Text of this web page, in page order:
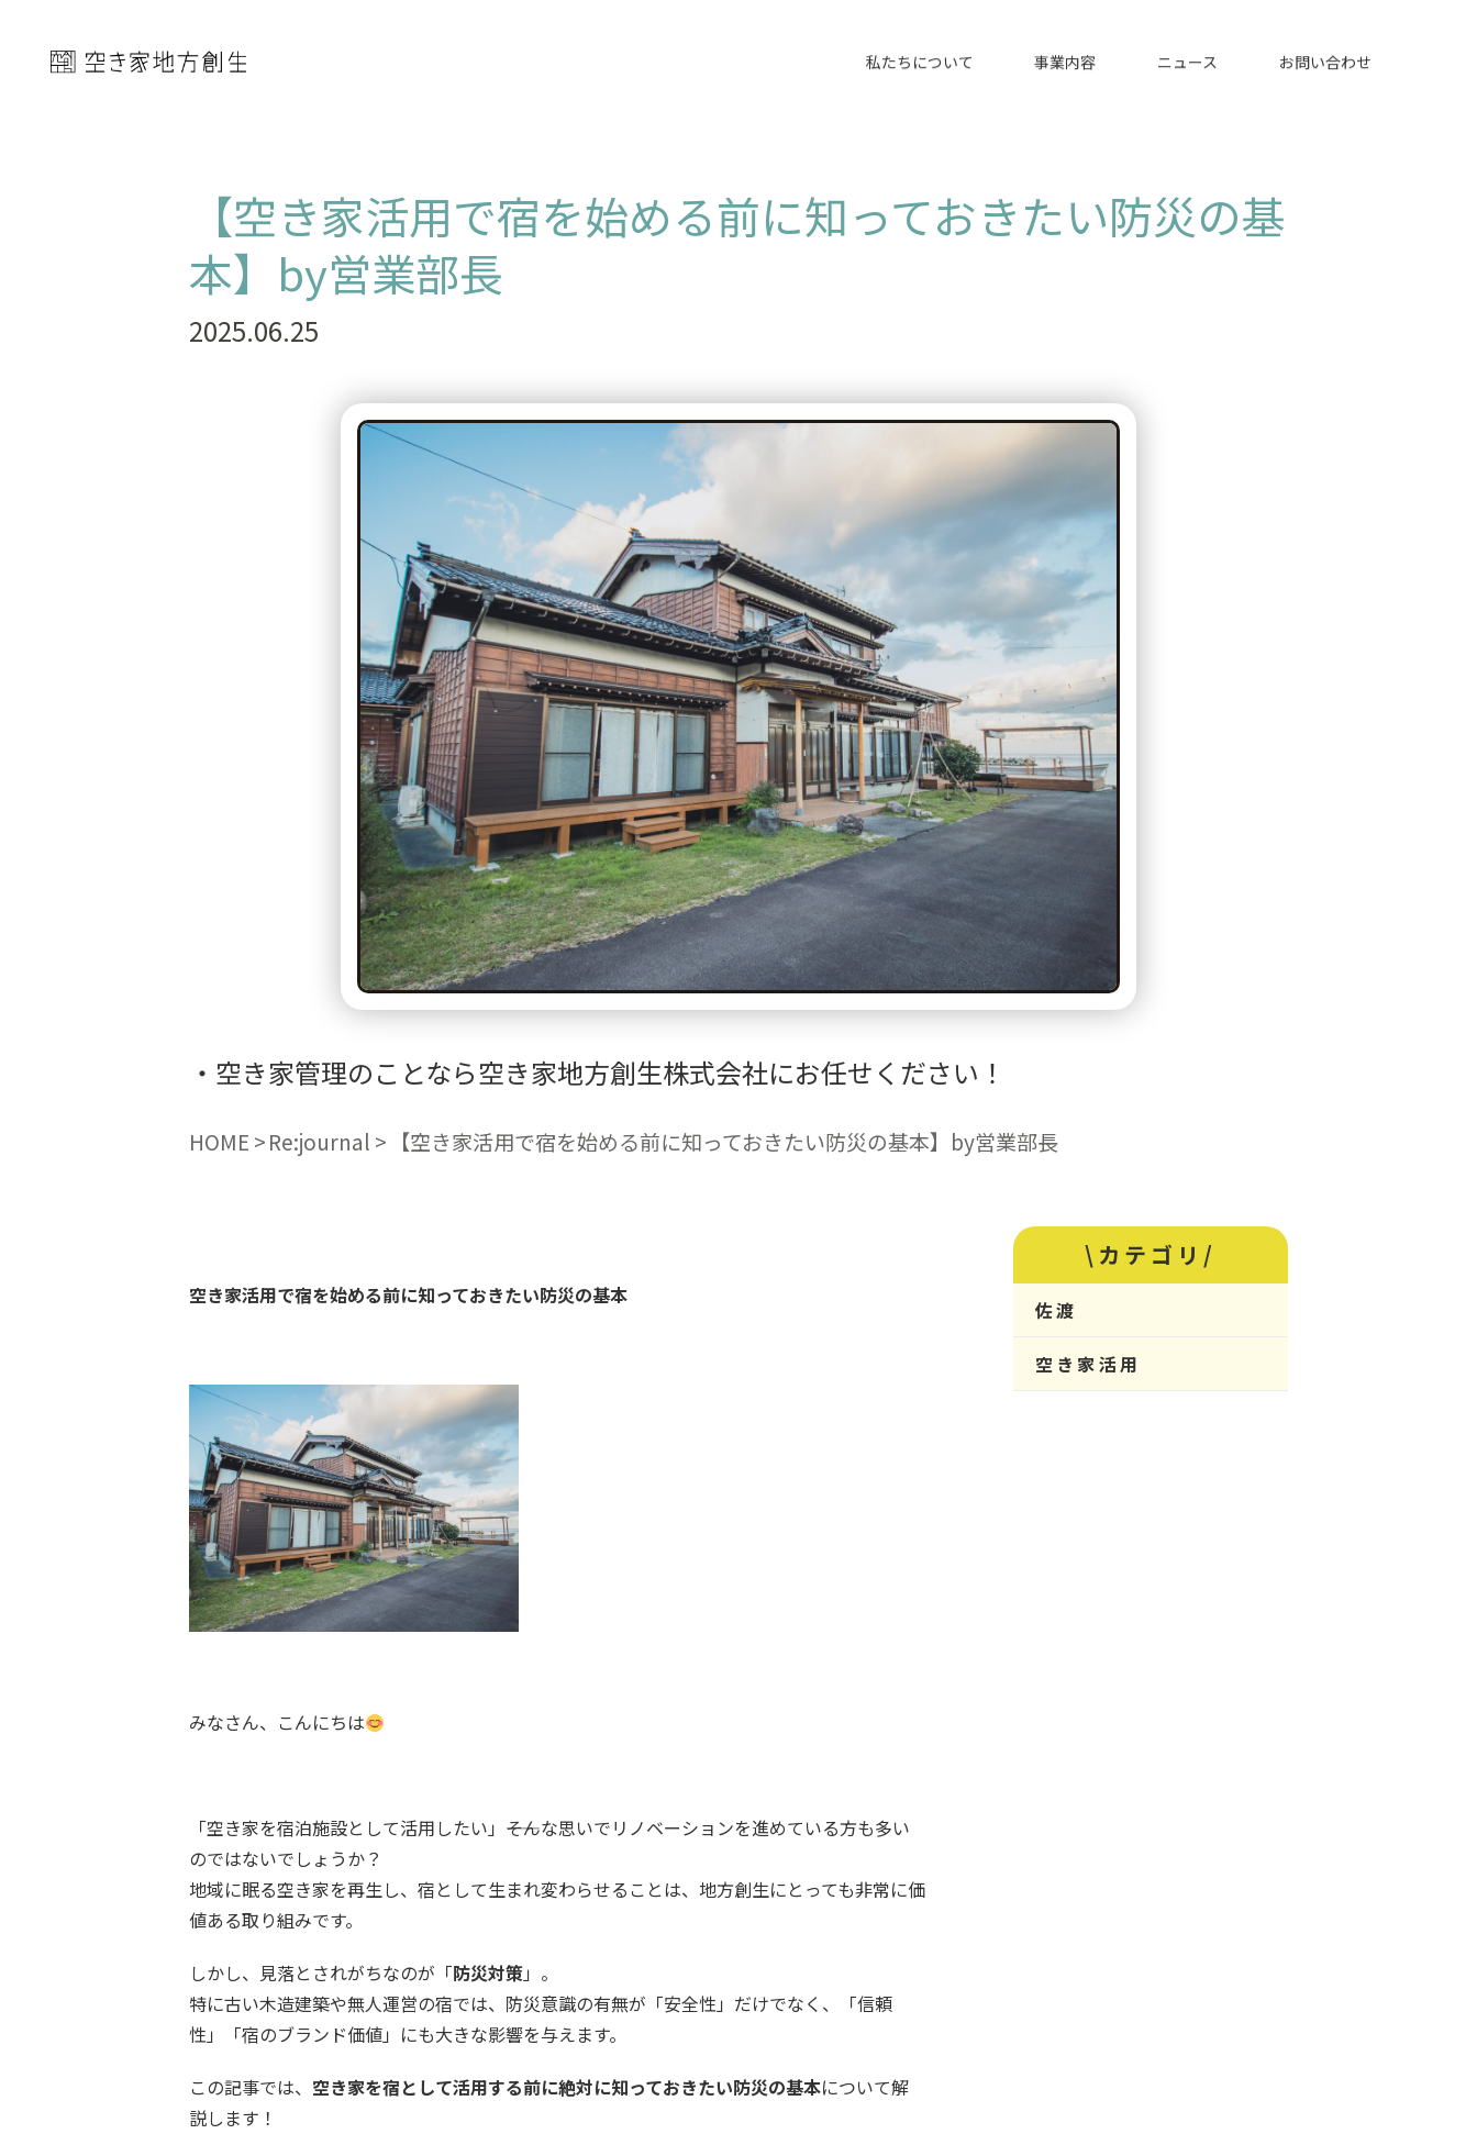
私たちについて 事業内容 ニュース お問い合わせ
【空き家活用で宿を始める前に知っておきたい防災の基
本】by営業部長
2025.06.25
空き家管理のことなら空き家地方創生株式会社にお任せください！
HOME Re:journal 【空き家活用で宿を始める前に知っておきたい防災の基本】by営業部長
空き家活用で宿を始める前に知っておきたい防災の基本
みなさん、こんにちは
「空き家を宿泊施設として活用したい」――そんな思いでリノベーションを進めている方も多い
のではないでしょうか？
地域に眠る空き家を再生し、宿として生まれ変わらせることは、地方創生にとっても非常に価
値ある取り組みです。
しかし、見落とされがちなのが「防災対策」。
特に古い木造建築や無人運営の宿では、防災意識の有無が「安全性」だけでなく、「信頼
性」「宿のブランド価値」にも大きな影響を与えます。
この記事では、 空き家を宿として活用する前に絶対に知っておきたい防災の基本について解
説します！
\カテゴリ/
佐渡
空き家活用